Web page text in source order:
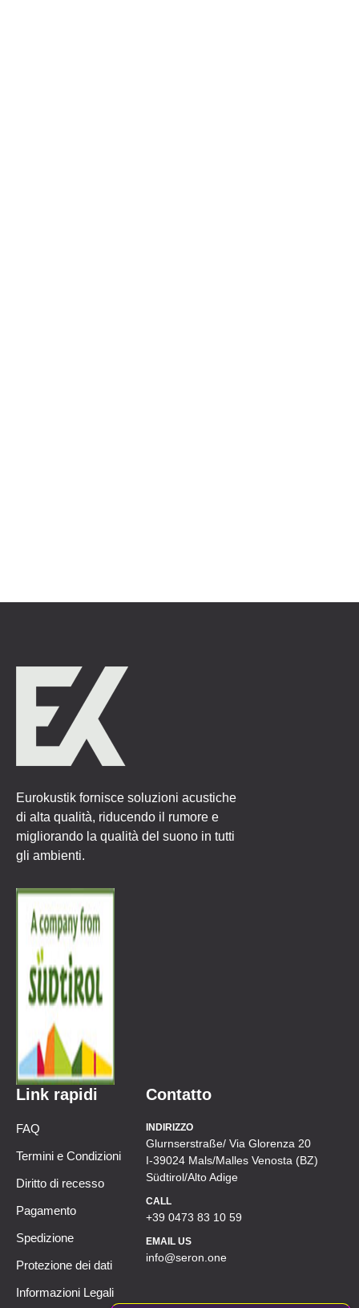
Eurokustik fornisce soluzioni acustiche
di alta qualità, riducendo il rumore e
migliorando la qualità del suono in tutti
gli ambienti.
Link rapidi
FAQ
Termini e Condizioni
Diritto di recesso
Pagamento
Spedizione
Protezione dei dati
Informazioni Legali
Contatto
INDIRIZZO
Glurnserstraße/ Via Glorenza 20
I-39024 Mals/Malles Venosta (BZ)
Südtirol/Alto Adige
CALL
+39 0473 83 10 59
EMAIL US
info@seron.one